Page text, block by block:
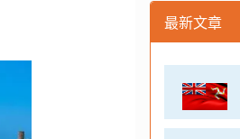
最新文章